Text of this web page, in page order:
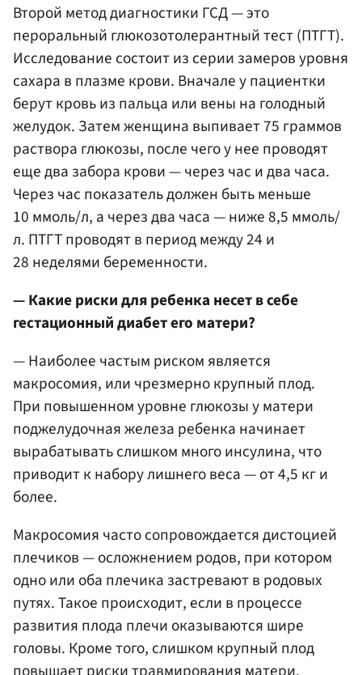
Второй метод диагностики ГСД — это
пероральный глюкозотолерантный тест (ПТГТ).
Исследование состоит из серии замеров уровня
сахара в плазме крови. Вначале у пациентки
берут кровь из пальца или вены на голодный
желудок. Затем женщина выпивает 75 граммов
раствора глюкозы, после чего у нее проводят
еще два забора крови — через час и два часа.
Через час показатель должен быть меньше
10 ммоль/л, а через два часа — ниже 8,5 ммоль/
л. ПТГТ проводят в период между 24 и
28 неделями беременности.
— Какие риски для ребенка несет в себе
гестационный диабет его матери?
— Наиболее частым риском является
макросомия, или чрезмерно крупный плод.
При повышенном уровне глюкозы у матери
поджелудочная железа ребенка начинает
вырабатывать слишком много инсулина, что
приводит к набору лишнего веса — от 4,5 кг и
более.
Макросомия часто сопровождается дистоцией
плечиков — осложнением родов, при котором
одно или оба плечика застревают в родовых
путях. Такое происходит, если в процессе
развития плода плечи оказываются шире
головы. Кроме того, слишком крупный плод